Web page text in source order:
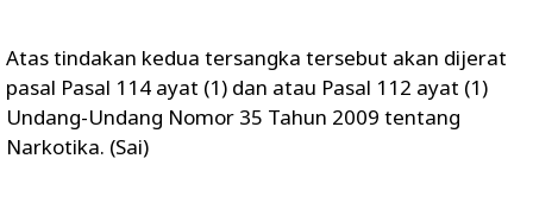
Atas tindakan kedua tersangka tersebut akan dijerat
pasal Pasal 114 ayat (1) dan atau Pasal 112 ayat (1)
Undang-Undang Nomor 35 Tahun 2009 tentang
Narkotika. (Sai)